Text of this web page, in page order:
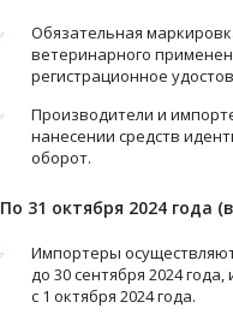
Обязательная
ветеринарного
регистрационное
Производители и
нанесении средств
оборот.
По 31 октября 2024 года
Импортеры
до 30 сентября 2024
с 1 октября 2024 года.